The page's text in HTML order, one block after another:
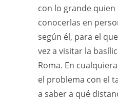
con lo grande
conocerlas en
según él, para el
vez a visitar la
Roma. En
el problema con el
a saber a qué